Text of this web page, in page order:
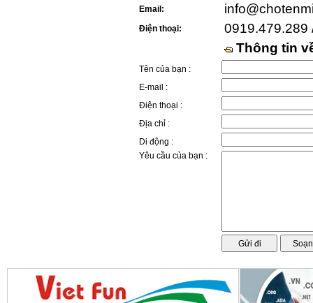
Email:
Điện thoại:
0919.479.289
Thông tin
Tên của bạn :
E-mail :
Điện thoại :
Địa chỉ :
Di động :
Yêu cầu của bạn :